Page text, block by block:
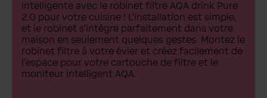
intelligente avec le robinet filtre AQA drink Pure
2.0 pour votre cuisine ! L'installation est simple,
et le robinet s'intègre parfaitement dans votre
maison en seulement quelques gestes. Montez le
robinet filtre à votre évier et créez facilement de
l'espace pour votre cartouche de filtre et le
moniteur intelligent AQA.